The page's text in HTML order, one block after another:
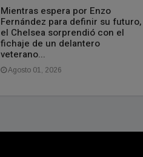
Mientras espera por Enzo
Fernández para definir su futuro,
el Chelsea sorprendió con el
fichaje de un delantero
veterano...
Agosto 01, 2026